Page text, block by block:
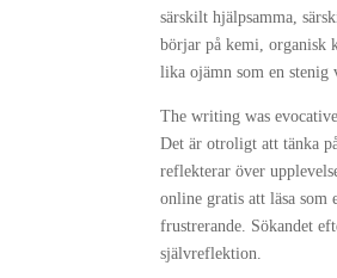
särskilt hjälpsamma,
börjar på kemi, organisk
lika ojämn som en stenig
The writing was
Det är otroligt att tänka
reflekterar över
online gratis att läsa som
frustrerande. Sökandet
självreflektion.